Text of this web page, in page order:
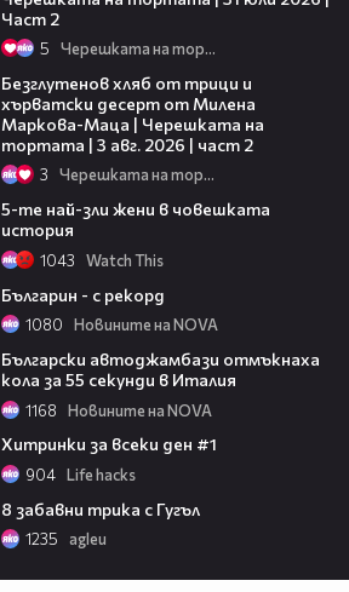
Част 2
5 Черешката на тортата
Безглутенов хляб от трици и
хърватски десерт от Милена
Маркова-Маца | Черешката на
тортата | 3 авг. 2026 | част 2
3 Черешката на тортата
5-те най-зли жени в човешката
история
1043 Watch This
Българин - с рекорд
1080 Новините на NOVA
Български автоджамбази отмъкнаха
кола за 55 секунди в Италия
1168 Новините на NOVA
Хитринки за всеки ден #1
904 Life hacks
8 забавни трика с Гугъл
1235 agleu